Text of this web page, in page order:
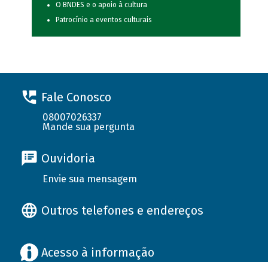
O BNDES e o apoio à cultura
Patrocínio a eventos culturais
Fale Conosco
08007026337
Mande sua pergunta
Ouvidoria
Envie sua mensagem
Outros telefones e endereços
Acesso à informação